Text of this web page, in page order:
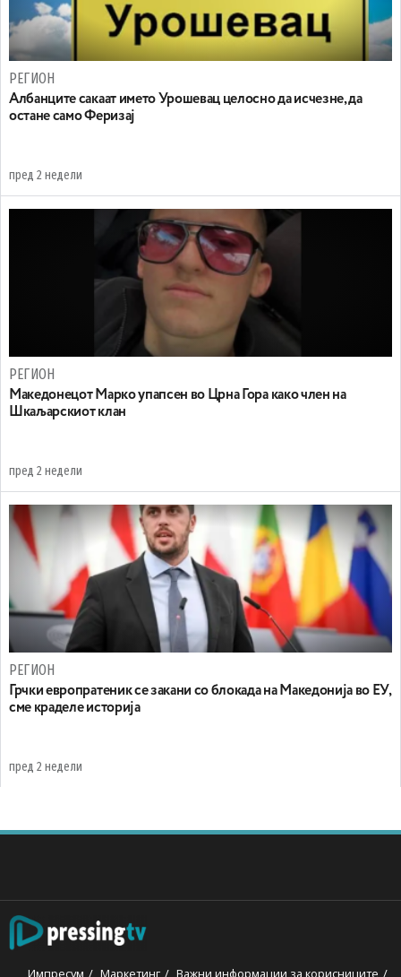
РЕГИОН
Aлбанците сакаат името Урошевац целосно да исчезне, да
остане само Феризај
пред 2 недели
РЕГИОН
Maкедонецот Марко упапсен во Црна Гора како член на
Шкаљарскиот клан
пред 2 недели
РЕГИОН
Грчки европратеник се закани со блокада на Македонија во ЕУ,
сме краделе историја
пред 2 недели
Импресум Маркетинг Важни информации за корисниците